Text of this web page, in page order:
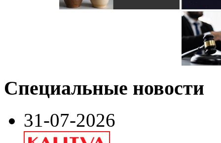
Специальные новости
31-07-2026